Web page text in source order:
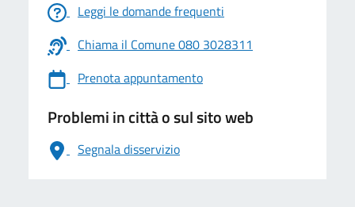
Leggi le domande frequenti
Chiama il Comune 080 3028311
Prenota appuntamento
Problemi in città o sul sito web
Segnala disservizio